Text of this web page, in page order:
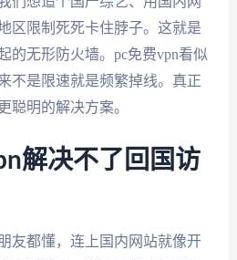
区限制死死卡住脖子。这就是
的无形防火墙。pc免费vpn看似
不是限速就是频繁掉线。真正
聪明的解决方案。
解决不了回国访
友都懂，连上国内网站就像开